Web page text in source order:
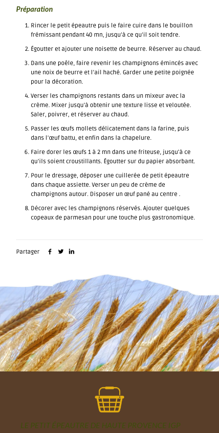
Préparation
Rincer le petit épeautre puis le faire cuire dans le bouillon
frémissant pendant 40 mn, jusqu’à ce qu’il soit tendre.
Égoutter et ajouter une noisette de beurre. Réserver au chaud.
Dans une poêle, faire revenir les champignons émincés avec
une noix de beurre et l’ail haché. Garder une petite poignée
pour la décoration.
Verser les champignons restants dans un mixeur avec la
crème. Mixer jusqu’à obtenir une texture lisse et veloutée.
Saler, poivrer, et réserver au chaud.
Passer les œufs mollets délicatement dans la farine, puis
dans l’œuf battu, et enfin dans la chapelure.
Faire dorer les œufs 1 à 2 mn dans une friteuse, jusqu’à ce
qu’ils soient croustillants. Égoutter sur du papier absorbant.
Pour le dressage, déposer une cuillerée de petit épeautre
dans chaque assiette. Verser un peu de crème de
champignons autour. Disposer un œuf pané au centre .
Décorer avec les champignons réservés. Ajouter quelques
copeaux de parmesan pour une touche plus gastronomique.
Partager
LE PETIT ÉPEAUTRE DE HAUTE PROVENCE IGP